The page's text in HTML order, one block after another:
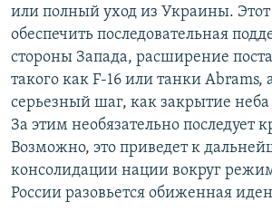
или полный уход из Украины. Этот
обеспечить последовательная
стороны Запада, расширение
такого как F-16 или танки Abrams,
серьезный шаг, как закрытие
За этим необязательно последует
Возможно, это приведет к
консолидации нации вокруг
России разовьется обиженная